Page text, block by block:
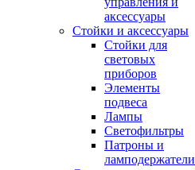
аксессуары
Стойки и аксессуары
Стойки для
световых
приборов
Элементы
подвеса
Лампы
Светофильтры
Патроны и
ламподержатели